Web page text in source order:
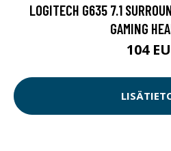
LOGITECH G635 7.1
GAMING
104